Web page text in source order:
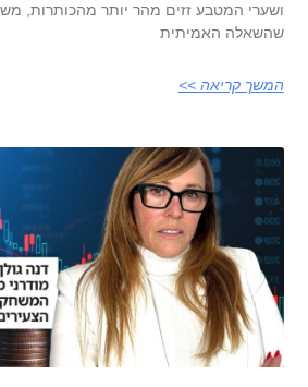
ושערי המטבע זזים מהר יותר מהכותרות,
שהשאלה האמיתית
המשך קריאה >>